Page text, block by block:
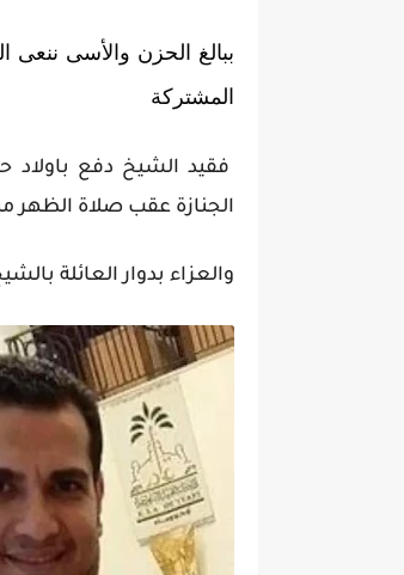
المشتركة
فقيد الشيخ دفع
الجنازة عقب صلاة الظهر
والعزاء بدوار العائلة